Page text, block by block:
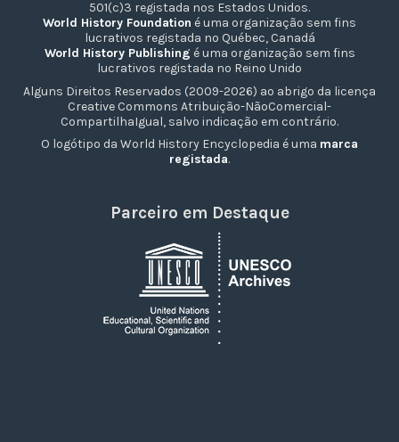
501(c)3 registada nos Estados Unidos.
World History Foundation é uma organização sem fins
lucrativos registada no Québec, Canadá
World History Publishing é uma organização sem fins
lucrativos registada no Reino Unido
Alguns Direitos Reservados (2009-2026) ao abrigo da licença
Creative Commons Atribuição-NãoComercial-
CompartilhaIgual, salvo indicação em contrário.
O logótipo da World History Encyclopedia é uma marca
registada.
Parceiro em Destaque